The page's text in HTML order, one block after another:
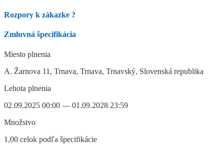
Rozpory k zákazke ?
Zmluvná špecifikácia
Miesto plnenia
A. Žarnova 11, Trnava, Trnava, Trnavský, Slovenská republika
Lehota plnenia
02.09.2025 00:00 — 01.09.2028 23:59
Množstvo
1,00 celok podľa špecifikácie